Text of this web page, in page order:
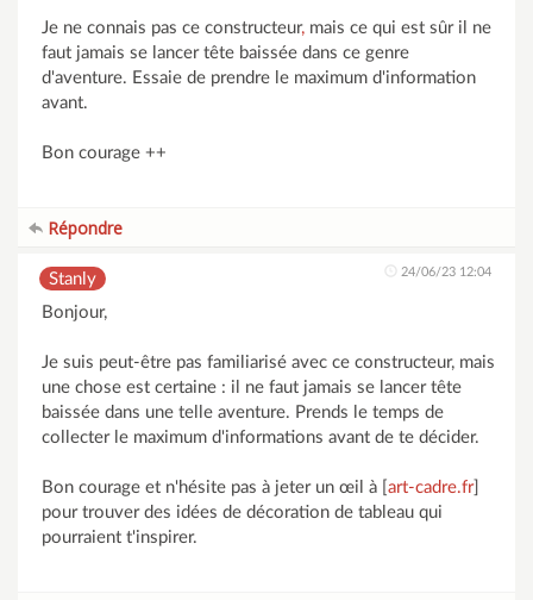
Je ne connais pas ce constructeur, mais ce qui est sûr il ne
faut jamais se lancer tête baissée dans ce genre
d'aventure. Essaie de prendre le maximum d'information
avant.
Bon courage ++
Répondre
Stanly 24/06/23 12:04
Bonjour,
Je suis peut-être pas familiarisé avec ce constructeur, mais
une chose est certaine : il ne faut jamais se lancer tête
baissée dans une telle aventure. Prends le temps de
collecter le maximum d'informations avant de te décider.
Bon courage et n'hésite pas à jeter un œil à [ art-cadre.fr]
pour trouver des idées de décoration de tableau qui
pourraient t'inspirer.